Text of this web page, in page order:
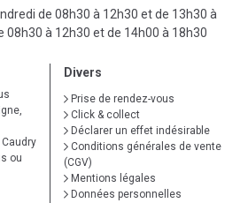
de 08h30 à 12h30 et de 13h30 à
08h30 à 12h30 et de 14h00 à 18h30
ou
Divers
Prise de rendez-vous
Click & collect
Déclarer un effet indésirable
Conditions générales de vente
(CGV)
Mentions légales
Données personnelles